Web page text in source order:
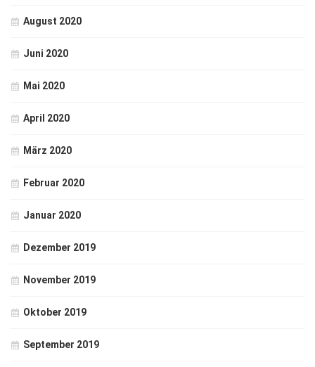
August 2020
Juni 2020
Mai 2020
April 2020
März 2020
Februar 2020
Januar 2020
Dezember 2019
November 2019
Oktober 2019
September 2019